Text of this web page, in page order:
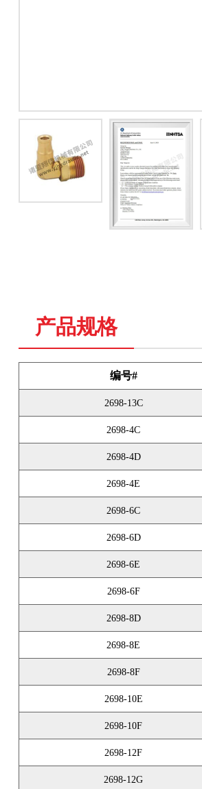
产品规格
编号#
2698-13C
2698-4C
2698-4D
2698-4E
2698-6C
2698-6D
2698-6E
2698-6F
2698-8D
2698-8E
2698-8F
2698-10E
2698-10F
2698-12F
2698-12G